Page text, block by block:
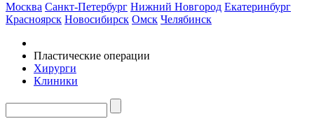
Москва Санкт-Петербург Нижний Новгород Екатеринбург
Красноярск Новосибирск Омск Челябинск
Пластические операции
Хирурги
Клиники